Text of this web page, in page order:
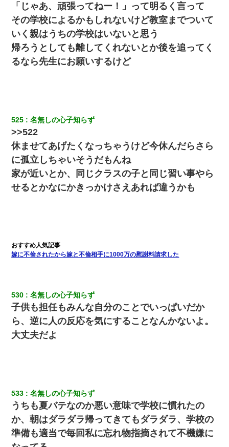
夫の友達がBBQを定期的に開催して夫婦で参加してたんだけど、
女性側のリーダーみたいな人に「BBQは友達とやりなよ！」と言
われて…
朝起きたら嫁がいなかった。俺（嫁も嫁実家も電話に出ない…不
安だ）→ 仕事を早退して帰宅すると、嫁と嫁両親と知らない男が
２人・・・
さっき嫁から、「愛しています」ってメールが届いた。俺も「愛
してます」って送ったら
彼女(美人女医)にネックレスをプレゼント。「こんな安物を渡すく
らいなら、渡さないほうがマシだからね」→ ６０万したと話した
ら・・・
るなんてどういう神経してるの？離婚届を記入して持って来い」
→笑いが止まらなくなり・・・
元旦那から復縁要請。息子「最新型のiPhoneも買えない貧乏は嫌
だ、再婚して」私「なら父親と暮らせ」息子「やった＾＾」私
（もう手遅れだったんだな…）
きます！」
【悲報】嫁がワイのこと嫌いっぽいから単身赴任した結果
クラスで一人無口で誰とも話さない男子がいた。→修学旅行に来
「じゃあ、頑張ってねー！」って明るく言って
その学校によるかもしれないけど教室までついて
いく親はうちの学校はいないと思う
帰ろうとしても離してくれないとか後を追ってく
るなら先生にお願いするけど
525 名無しの心子知らず
>>522
休ませてあげたくなっちゃうけど今休んだらさら
に孤立しちゃいそうだもんね
家が近いとか、同じクラスの子と同じ習い事やら
せるとかなにかきっかけさえあれば違うかも
嫁に不倫されたから嫁と不倫相手に1000万の慰謝料請求した
530 名無しの心子知らず
子供も担任もみんな自分のことでいっぱいだか
ら、逆に人の反応を気にすることなんかないよ。
大丈夫だよ
533 名無しの心子知らず
うちも夏バテなのか悪い意味で学校に慣れたの
か、朝はダラダラ帰ってきてもダラダラ、学校の
準備も適当で毎回私に忘れ物指摘されて不機嫌に